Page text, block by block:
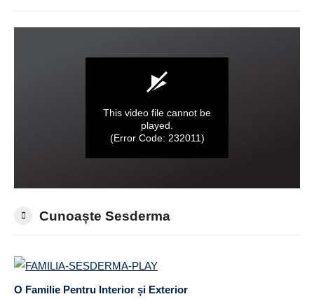
Cunoaște Sesderma
O Familie Pentru Interior și Exterior